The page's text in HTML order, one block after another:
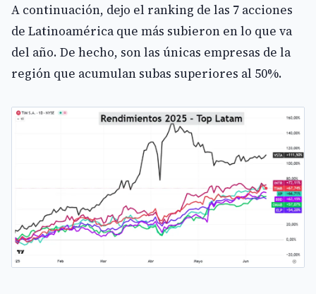
A continuación, dejo el ranking de las 7 acciones
de Latinoamérica que más subieron en lo que va
del año. De hecho, son las únicas empresas de la
región que acumulan subas superiores al 50%.